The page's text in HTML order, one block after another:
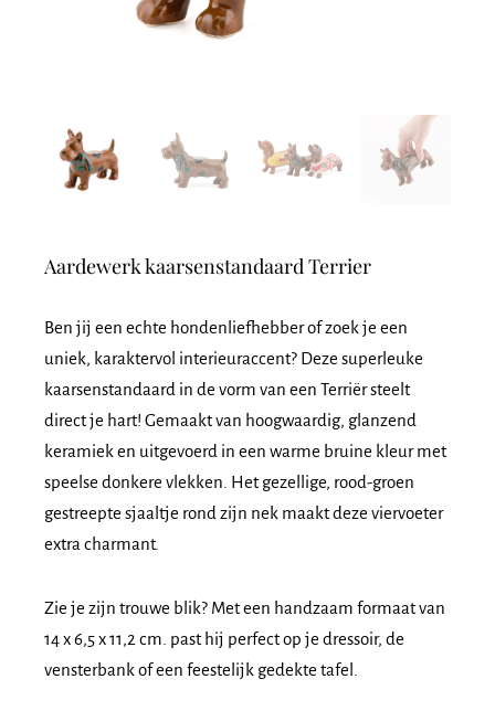
Aardewerk kaarsenstandaard Terrier
Ben jij een echte hondenliefhebber of zoek je een
uniek, karaktervol interieuraccent? Deze superleuke
kaarsenstandaard in de vorm van een Terriër steelt
direct je hart! Gemaakt van hoogwaardig, glanzend
keramiek en uitgevoerd in een warme bruine kleur met
speelse donkere vlekken. Het gezellige, rood-groen
gestreepte sjaaltje rond zijn nek maakt deze viervoeter
extra charmant.
Zie je zijn trouwe blik? Met een handzaam formaat van
14 x 6,5 x 11,2 cm. past hij perfect op je dressoir, de
vensterbank of een feestelijk gedekte tafel.